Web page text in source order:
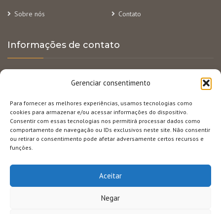
Gerenciar consentimento
Para fornecer as melhores experiências, usamos tecnologias como
cookies para armazenar e/ou acessar informações do dispositivo.
Consentir com essas tecnologias nos permitirá processar dados como
comportamento de navegação ou IDs exclusivos neste site. Não consentir
ou retirar o consentimento pode afetar adversamente certos recursos e
funções.
Aceitar
Negar
Sobre nós Contato
Informações de contato
R. Alvarenga Peixoto, 295 – 6º andar – Lourdes, BH/MG
vendas@privilegeconstrutora.com.br
(31) 97546-0022
Copyright © 2023 Privilège Construtora - Desenvolvido por: Adam